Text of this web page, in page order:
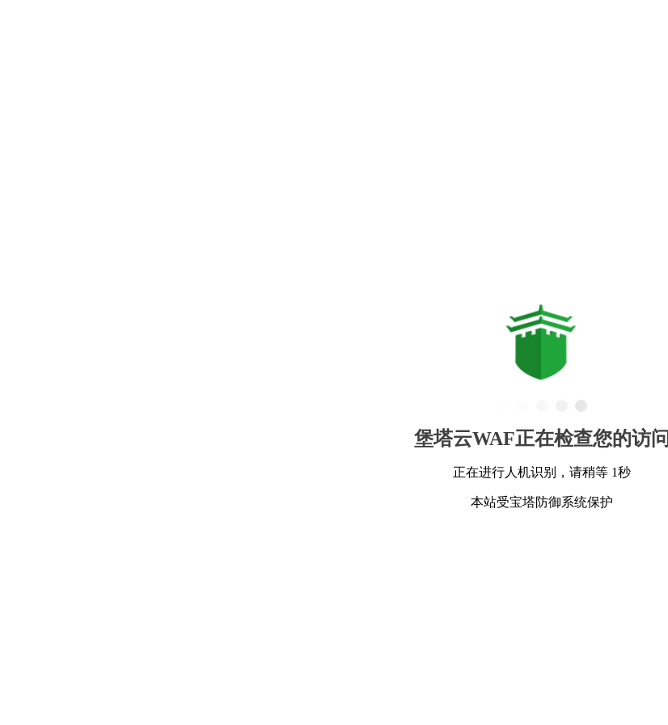
堡塔云WAF正在检查您的访问
正在进行人机识别，请稍等 1秒
本站受宝塔防御系统保护